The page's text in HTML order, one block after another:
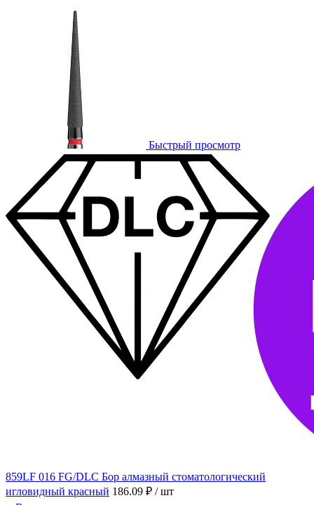
Быстрый просмотр
859LF 016 FG/DLC Бор алмазный стоматологический
игловидный красный 186.09 ₽ / шт